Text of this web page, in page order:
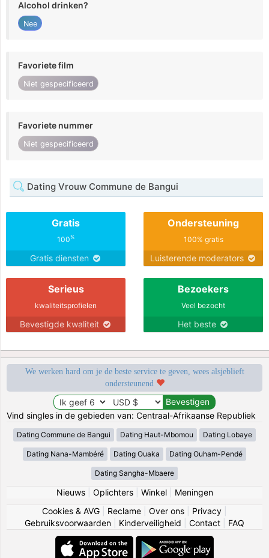
Alcohol drinken?
Nee
Favoriete film
Niet gespecificeerd
Favoriete nummer
Niet gespecificeerd
Dating Vrouw Commune de Bangui
Gratis
100%
Gratis diensten
Ondersteuning
100% gratis
Luisterende moderators
Serieus
kwaliteitsprofielen
Bevestigde kwaliteit
Bezoekers
Veel bezocht
Het beste
We werken hard om je de beste service te geven, wees alsjeblieft
ondersteunend
Vind singles in de gebieden van: Centraal-Afrikaanse Republiek
Dating Commune de Bangui Dating Haut-Mbomou Dating Lobaye
Dating Nana-Mambéré Dating Ouaka Dating Ouham-Pendé
Dating Sangha-Mbaere
Nieuws| Oplichters| Winkel| Meningen
Cookies & AVG
Reclame Over ons Privacy
Gebruiksvoorwaarden
Kinderveiligheid Contact FAQ